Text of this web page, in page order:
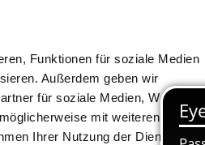
Funktionen für soziale Medien
Außerdem geben wir
für soziale Medien, Werbung
mit weiteren Daten
Ihrer Nutzung der Dienste
/ Soziales Touristik / Freizeit